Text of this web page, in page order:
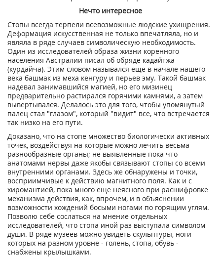
Нечто интересное
Стопы всегда терпели всевозможные людские ухищрения.
Деформация искусственная не только впечатляла, но и
являла в ряде случаев символическую необходимость.
Один из исследователей образа жизни коренного
населения Австралии писал об обряде кадайтжа
(курдайча). Этим словом назывался еще в начале нашего
века башмак из меха кенгуру и перьев эму. Такой башмак
надевал занимавшийся магией, но его мизинец
предварительно растирался горячими камнями, а затем
вывертывался. Делалось это для того, чтобы упомянутый
палец стал "глазом", который "видит" все, что встречается
так низко на его пути.
Доказано, что на стопе множество биологически активных
точек, воздействуя на которые можно лечить весьма
разнообразные органы; не выявленные пока что
анатомами нервы даже якобы связывают стопы со всеми
внутренними органами. Здесь же обнаружены и точки,
восприимчивые к действию магнитного поля. Как и с
хиромантией, пока много еще неясного при расшифровке
механизма действия, как, впрочем, и в объяснении
возможности хождений босыми ногами по горящим углям.
Позволю себе сослаться на мнение отдельных
исследователей, что стопа иной раз выступала символом
души. В ряде музеев можно увидеть скульптуры, ноги
которых на разном уровне - голень, стопа, обувь -
снабжены крылышками.